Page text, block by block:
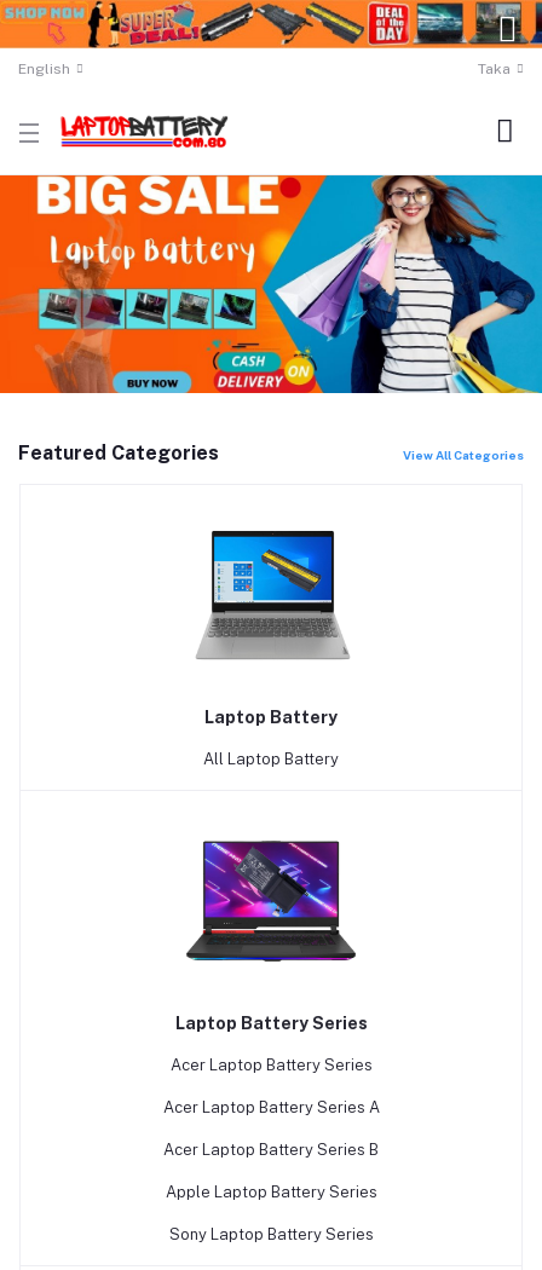
English Taka
Featured Categories View All Categories
Laptop Battery
All Laptop Battery
Laptop Battery Series
Acer Laptop Battery Series
Acer Laptop Battery Series A
Acer Laptop Battery Series B
Apple Laptop Battery Series
Sony Laptop Battery Series